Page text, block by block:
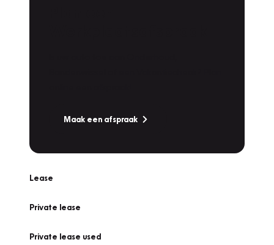
Maak een afspraak
Lease
Private lease
Private lease used